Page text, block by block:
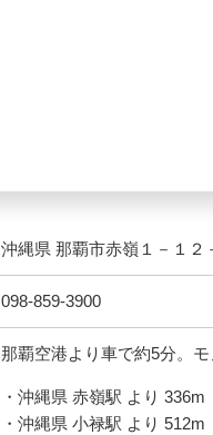
沖縄県 那覇市赤嶺１－１２
098-859-3900
那覇空港より車で約5分。
・沖縄県 赤嶺駅 より 336m
・沖縄県 小禄駅 より 512m